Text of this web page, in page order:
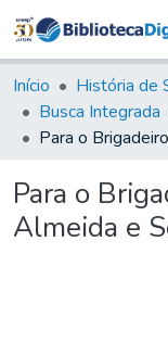
Início História de
Busca Integrada
Para o
Almeida e